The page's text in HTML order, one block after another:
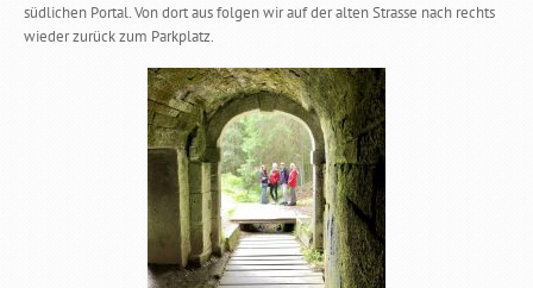
südlichen Portal. Von dort aus folgen wir auf der alten Strasse nach rechts
wieder zurück zum Parkplatz.